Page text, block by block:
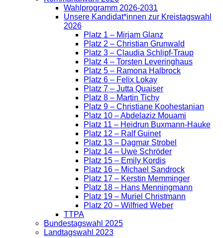
Wahlprogramm 2026-2031
Unsere Kandidat*innen zur Kreistagswahl
2026
Platz 1 – Mirjam Glanz
Platz 2 – Christian Grunwald
Platz 3 – Claudia Schlipf-Traup
Platz 4 – Torsten Leveringhaus
Platz 5 – Ramona Halbrock
Platz 6 – Felix Lokay
Platz 7 – Jutta Quaiser
Platz 8 – Martin Tichy
Platz 9 – Christiane Koohestanian
Platz 10 – Abdelaziz Mouami
Platz 11 – Heidrun Buxmann-Hauke
Platz 12 – Ralf Guinet
Platz 13 – Dagmar Strobel
Platz 14 – Uwe Schröder
Platz 15 – Emily Kordis
Platz 16 – Michael Sandrock
Platz 17 – Kerstin Memminger
Platz 18 – Hans Menningmann
Platz 19 – Muriel Christmann
Platz 20 – Wilfried Weber
TTPA
Bundestagswahl 2025
Landtagswahl 2023